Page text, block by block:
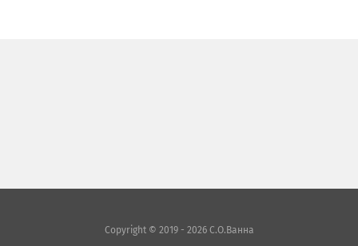
Copyright © 2019 - 2026 С.О.Ванна